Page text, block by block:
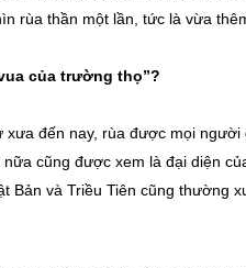
rùa thần một lần, tức là vừa
của trường thọ”?
đến nay, rùa được mọi người
cũng được xem là đại diện
Bản và Triều Tiên cũng thường